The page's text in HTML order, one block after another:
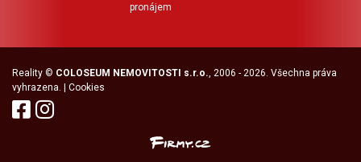
pronájem
Reality © COLOSEUM NEMOVITOSTI s.r.o. , 2006 - 2026. Všechna práva
vyhrazena. | Cookies